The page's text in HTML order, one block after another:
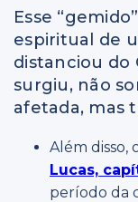
Esse
espiritual de
distanciou do
surgiu, não
afetada, mas
Além disso,
Lucas,
período da